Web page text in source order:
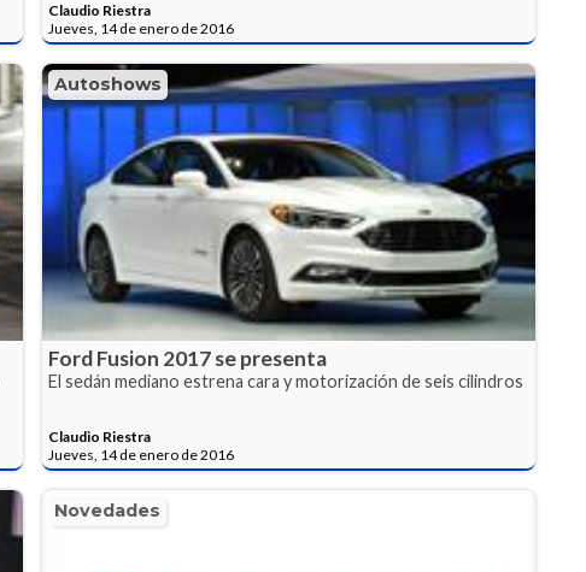
Claudio Riestra
Jueves, 14 de enero de 2016
Autoshows
Ford Fusion 2017 se presenta
El sedán mediano estrena cara y motorización de seis cilindros
Claudio Riestra
Jueves, 14 de enero de 2016
Novedades